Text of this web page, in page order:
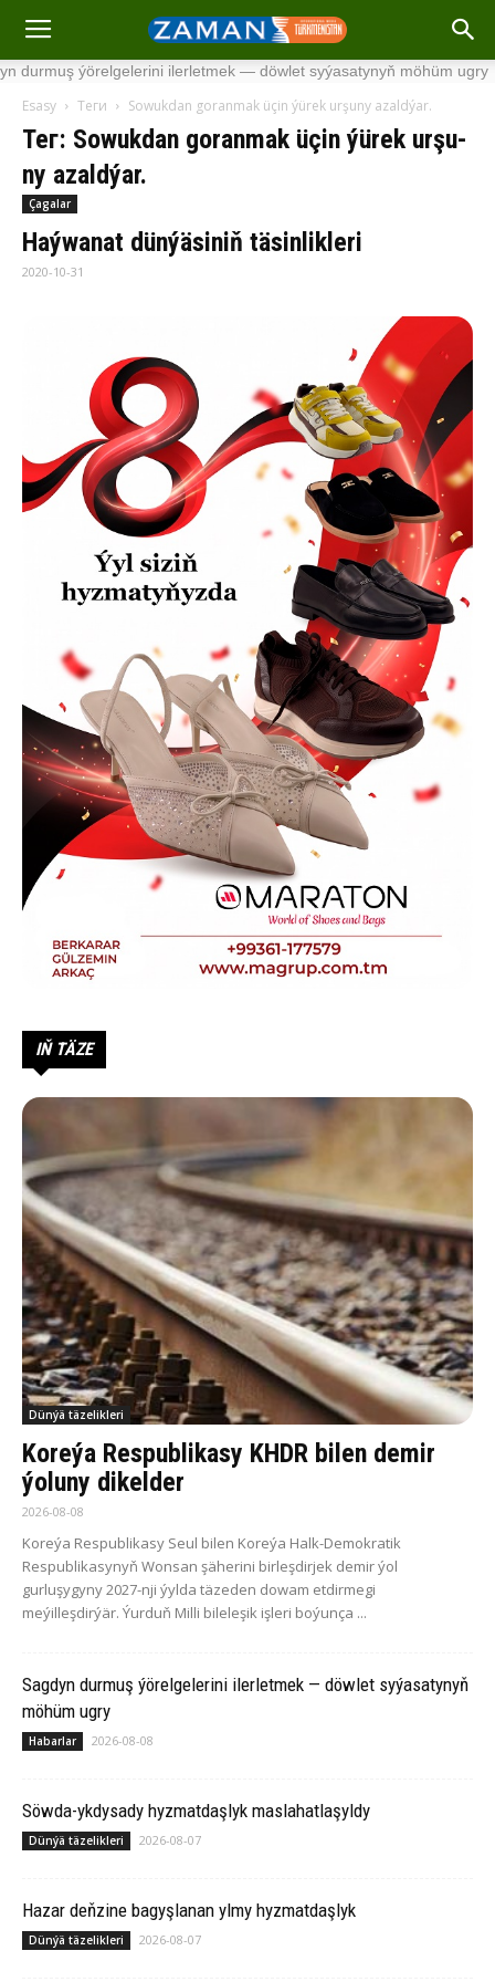
ýörelgelerini ilerletmek — döwlet syýasatynyň möhüm ugry ·
Esasy Теги So­wuk­dan go­ran­mak üçin ýü­rek ur­şu­ny azald­ýar.
Тег: So­wuk­dan go­ran­mak üçin ýü­rek ur­şu­
ny azald­ýar.
Çagalar
Haý­wa­nat dün­ýä­si­niň tä­sin­lik­le­ri
2020-10-31
IŇ TÄZE
Dünýä täzelikleri
Koreýa Respublikasy KHDR bilen demir
ýoluny dikelder
2026-08-08
Koreýa Respublikasy Seul bilen Koreýa Halk-Demokratik
Respublikasynyň Wonsan şäherini birleşdirjek demir ýol
gurluşygyny 2027-nji ýylda täzeden dowam etdirmegi
meýilleşdirýär. Ýurduň Milli bileleşik işleri boýunça ...
Sagdyn durmuş ýörelgelerini ilerletmek — döwlet syýasatynyň
möhüm ugry
Habarlar 2026-08-08
Söwda-ykdysady hyzmatdaşlyk maslahatlaşyldy
Dünýä täzelikleri 2026-08-07
Hazar deňzine bagyşlanan ylmy hyzmatdaşlyk
Dünýä täzelikleri 2026-08-07